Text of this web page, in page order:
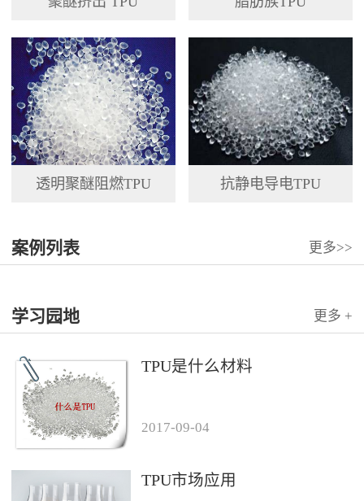
透明聚醚阻燃TPU 抗静电导电TPU
案例列表 更多>>
学习园地 更多 +
TPU是什么材料
2017-09-04
TPU市场应用